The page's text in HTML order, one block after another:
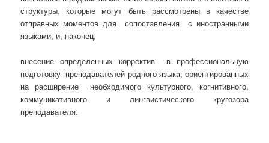
структуры, которые могут быть рассмотрены в качестве
отправных моментов для сопоставления с иностранными
языками, и, наконец,
внесение определенных корректив в профессиональную
подготовку преподавателей родного языка, ориентированных
на расширение необходимого культурного, когнитивного,
коммуникативного и лингвистического кругозора
преподавателя.